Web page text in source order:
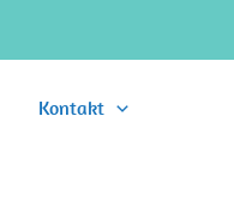
Kontakt